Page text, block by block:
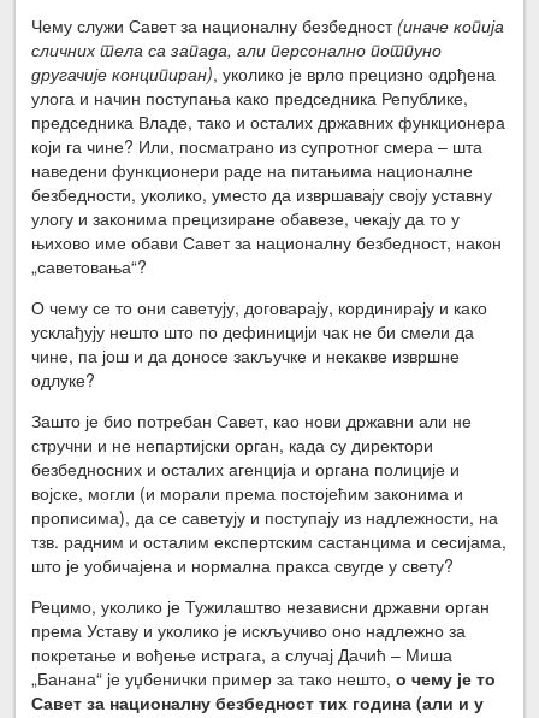
Чему служи Савет за националну безбедност (иначе копија
сличних тела са запада, али персонално потпуно
другачије конципиран), уколико је врло прецизно одрђена
улога и начин поступања како председника Републике,
председника Владе, тако и осталих државних функционера
који га чине? Или, посматрано из супротног смера – шта
наведени функционери раде на питањима националне
безбедности, уколико, уместо да извршавају своју уставну
улогу и законима прецизиране обавезе, чекају да то у
њихово име обави Савет за националну безбедност, након
„саветовања“?
О чему се то они саветују, договарају, кординирају и како
усклађују нешто што по дефиницији чак не би смели да
чине, па још и да доносе закључке и некакве извршне
одлуке?
Зашто је био потребан Савет, као нови државни али не
стручни и не непартијски орган, када су директори
безбедносних и осталих агенција и органа полиције и
војске, могли (и морали према постојећим законима и
прописима), да се саветују и поступају из надлежности, на
тзв. радним и осталим експертским састанцима и сесијама,
што је уобичајена и нормална пракса свугде у свету?
Рецимо, уколико је Тужилаштво независни државни орган
према Уставу и уколико је искључиво оно надлежно за
покретање и вођење истрага, а случај Дачић – Миша
„Банана“ је уџбенички пример за тако нешто,о чему је то
Савет за националну безбедност тих година (али и у